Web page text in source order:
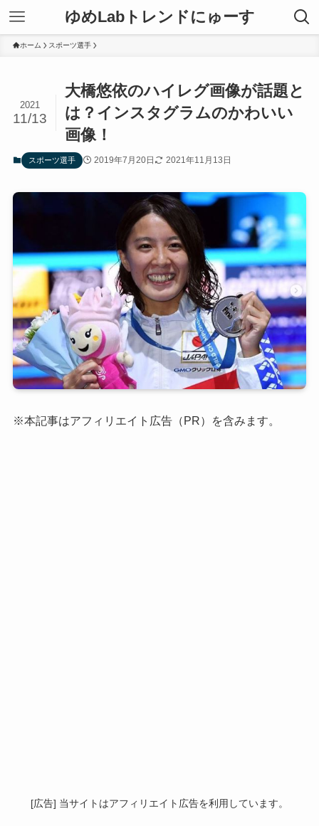
ゆめLabトレンドにゅーす
ホーム スポーツ選手
大橋悠依のハイレグ画像が話題と
は？インスタグラムのかわいい
画像！
2021
11/13
スポーツ選手 2019年7月20日 2021年11月13日
※本記事はアフィリエイト広告（PR）を含みます。
[広告] 当サイトはアフィリエイト広告を利用しています。